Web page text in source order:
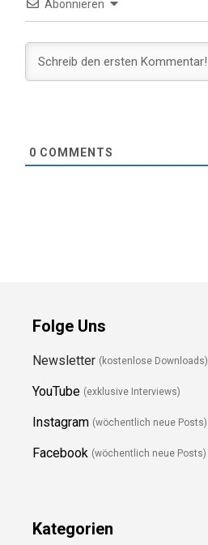
Abonnieren
0 COMMENTS
Folge Uns
Newsletter (kostenlose Downloads)
YouTube (exklusive Interviews)
Instagram (wöchentlich neue Posts)
Facebook (wöchentlich neue Posts)
Kategorien